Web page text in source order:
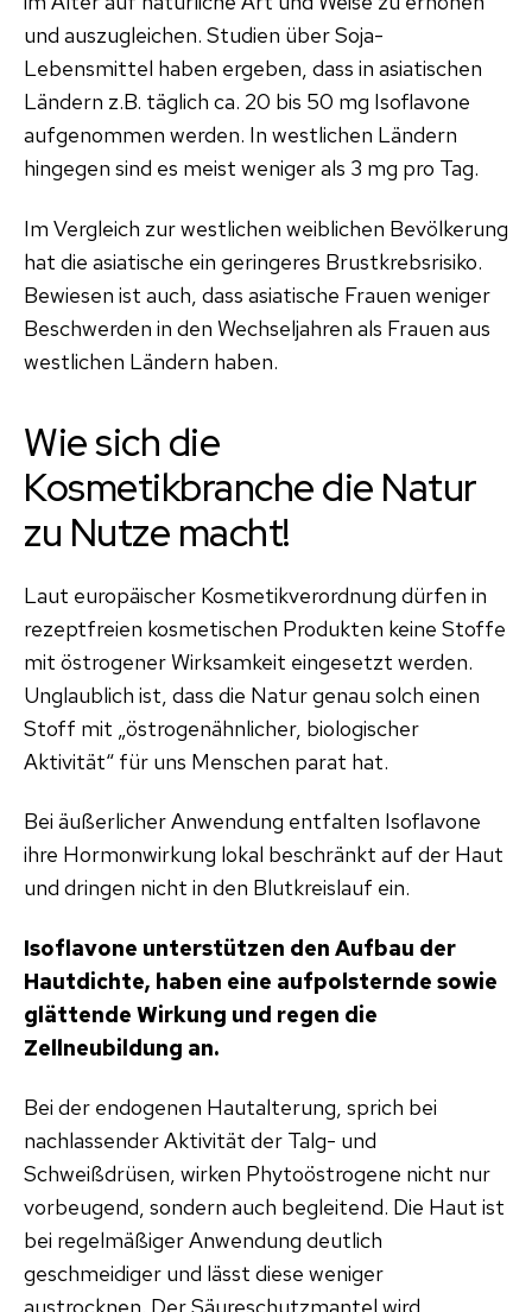
und auszugleichen. Studien über Soja-
Lebensmittel haben ergeben, dass in asiatischen
Ländern z.B. täglich ca. 20 bis 50 mg Isoflavone
aufgenommen werden. In westlichen Ländern
hingegen sind es meist weniger als 3 mg pro Tag.
Im Vergleich zur westlichen weiblichen Bevölkerung
hat die asiatische ein geringeres Brustkrebsrisiko.
Bewiesen ist auch, dass asiatische Frauen weniger
Beschwerden in den Wechseljahren als Frauen aus
westlichen Ländern haben.
Wie sich die
Kosmetikbranche die Natur
zu Nutze macht!
Laut europäischer Kosmetikverordnung dürfen in
rezeptfreien kosmetischen Produkten keine Stoffe
mit östrogener Wirksamkeit eingesetzt werden.
Unglaublich ist, dass die Natur genau solch einen
Stoff mit „östrogenähnlicher, biologischer
Aktivität“ für uns Menschen parat hat.
Bei äußerlicher Anwendung entfalten Isoflavone
ihre Hormonwirkung lokal beschränkt auf der Haut
und dringen nicht in den Blutkreislauf ein.
Isoflavone unterstützen den Aufbau der
Hautdichte, haben eine aufpolsternde sowie
glättende Wirkung und regen die
Zellneubildung an.
Bei der endogenen Hautalterung, sprich bei
nachlassender Aktivität der Talg- und
Schweißdrüsen, wirken Phytoöstrogene nicht nur
vorbeugend, sondern auch begleitend. Die Haut ist
bei regelmäßiger Anwendung deutlich
geschmeidiger und lässt diese weniger